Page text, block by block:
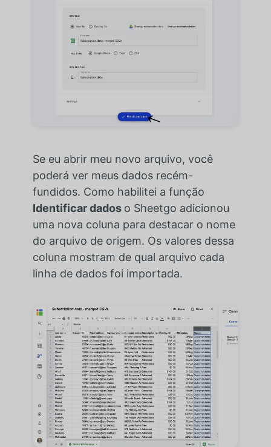
Se eu abrir meu novo arquivo, você
poderá ver meus dados recém-
fundidos. Como habilitei a função
Identificar dados o Sheetgo adicionou
uma nova coluna para destacar o nome
do arquivo de origem. Os valores dessa
coluna mostram de qual arquivo cada
linha de dados foi importada.